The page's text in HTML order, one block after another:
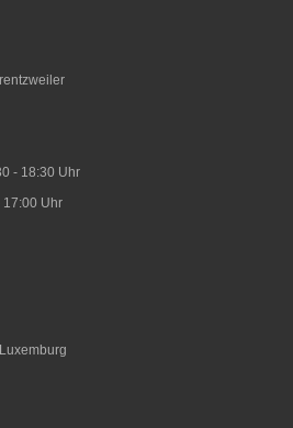
- 18:30 Uhr
17:00 Uhr